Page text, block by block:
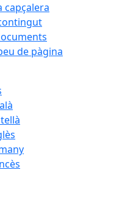
capçalera
de pàgina